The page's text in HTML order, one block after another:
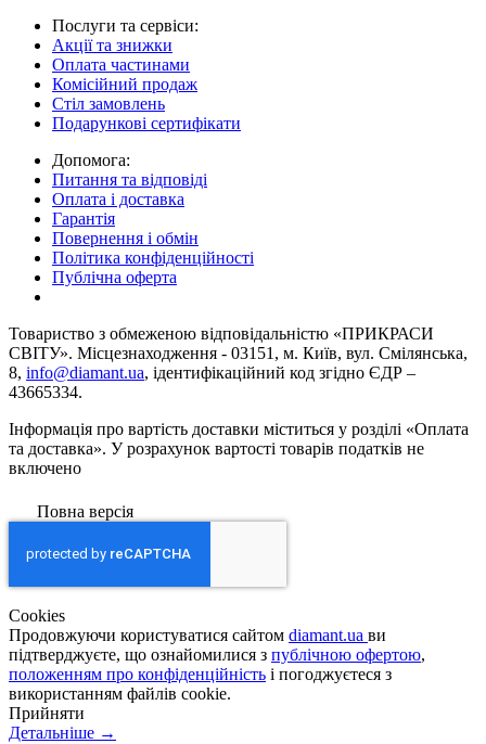
Послуги та сервіси:
Акції та знижки
Оплата частинами
Комісійний продаж
Стіл замовлень
Подарункові сертифікати
Допомога:
Питання та відповіді
Оплата і доставка
Гарантія
Повернення і обмін
Політика конфіденційності
Публічна оферта
Товариство з обмеженою вiдповiдальнiстю «ПРИКРАСИ
СВІТУ». Місцезнаходження - 03151, м. Київ, вул. Смілянська,
8, info@diamant.ua, ідентифікаційний код згідно ЄДР –
43665334.
Інформація про вартість доставки міститься у розділі «Оплата
та доставка». У розрахунок вартості товарів податків не
включено
Повна версія
Сookies
Продовжуючи користуватися сайтом diamant.ua ви
підтверджуєте, що ознайомилися з публічною офертою,
положенням про конфіденційність і погоджуєтеся з
використанням файлів cookie.
Прийняти
Детальніше →